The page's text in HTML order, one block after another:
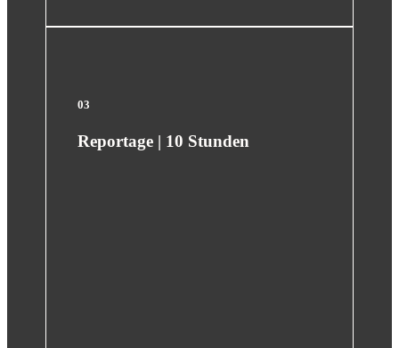
03
Reportage | 10 Stunden